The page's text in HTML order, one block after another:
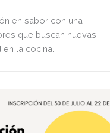
en sabor con una
que buscan nuevas
la cocina.